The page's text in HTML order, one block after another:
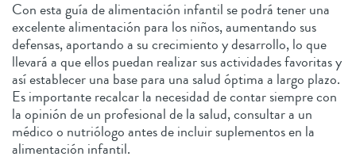
Con esta guía de alimentación infantil se podrá tener una
excelente alimentación para los niños, aumentando sus
defensas, aportando a su crecimiento y desarrollo, lo que
llevará a que ellos puedan realizar sus actividades favoritas y
así establecer una base para una salud óptima a largo plazo.
Es importante recalcar la necesidad de contar siempre con
la opinión de un profesional de la salud, consultar a un
médico o nutriólogo antes de incluir suplementos en la
alimentación infantil.